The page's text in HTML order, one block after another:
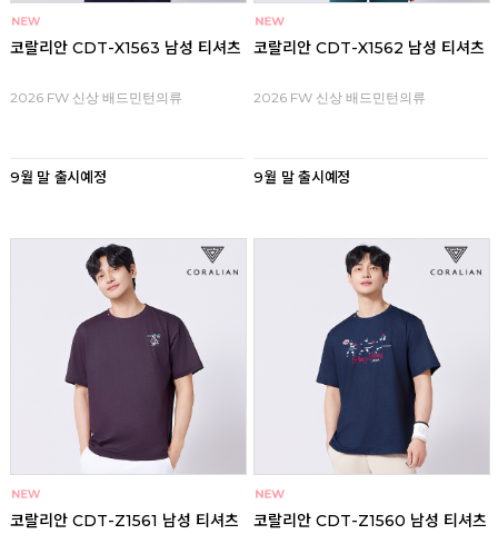
코랄리안 CDT-X1563 남성 티셔츠
2026 FW 신상 배드민턴의류
9월 말 출시예정
코랄리안 CDT-X1562 남성 티셔츠
2026 FW 신상 배드민턴의류
9월 말 출시예정
코랄리안 CDT-Z1561 남성 티셔츠 코랄리안 CDT-Z1560 남성 티셔츠